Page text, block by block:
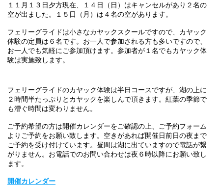
１１月１３日夕方現在、１４日（日）はキャンセルがあり２名の
空が出ました。１５日（月）は４名の空があります。
フェリーグライドは小さなカヤックスクールですので、カヤック
体験の定員は６名です。お一人で参加される方も多いですので、
お一人でも気軽にご参加頂けます。参加者が１名でもカヤック体
験は実施致します。
フェリーグライドのカヤック体験は半日コースですが、湖の上に
２時間半たっぷりとカヤックを楽しんで頂きます。紅葉の季節で
も漕ぐ時間は変わりません。
ご予約希望の方は開催カレンダーをご確認の上、ご予約フォーム
よりご予約をお願い致します。空きがあれば開催日前日の夜まで
ご予約を受け付けています。昼間は湖に出ていますので電話が繋
がりません。お電話でのお問い合わせは夜６時以降にお願い致し
ます。
開催カレンダー